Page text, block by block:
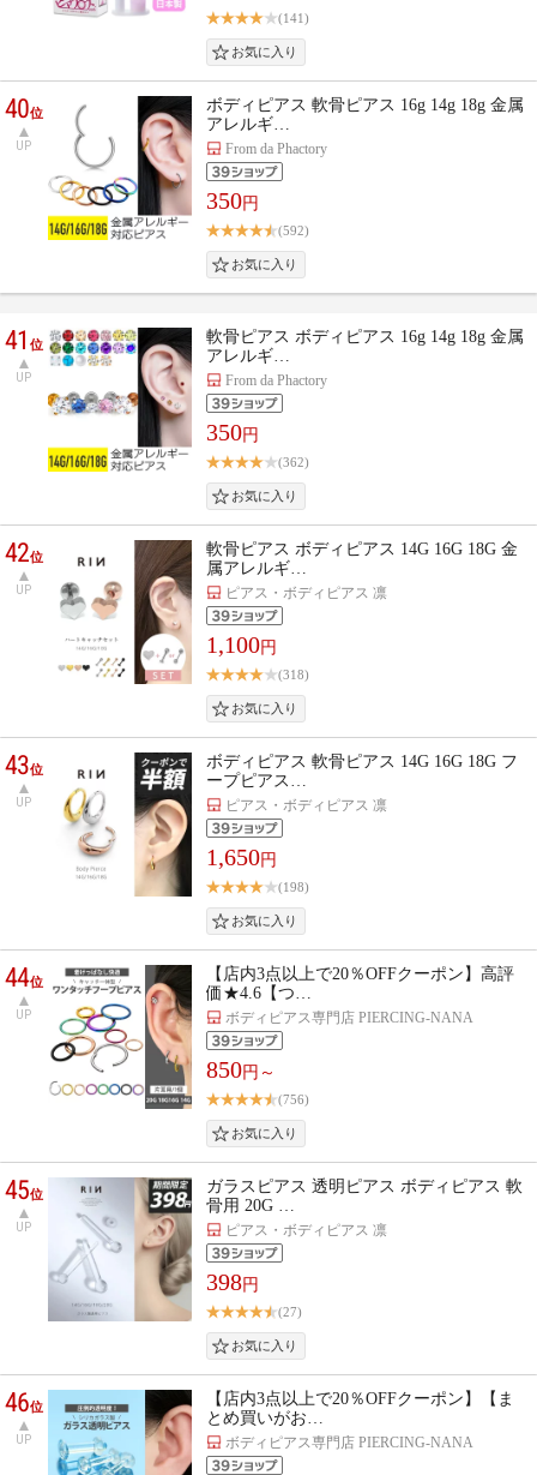
(141)
40位
UP
ボディピアス 軟骨ピアス 16g 14g 18g 金属
アレルギ…
From da Phactory
350円
(592)
41位
UP
軟骨ピアス ボディピアス 16g 14g 18g 金属
アレルギ…
From da Phactory
350円
(362)
42位
UP
軟骨ピアス ボディピアス 14G 16G 18G 金
属アレルギ…
ピアス・ボディピアス 凛
1,100円
(318)
43位
UP
ボディピアス 軟骨ピアス 14G 16G 18G フ
ープピアス…
ピアス・ボディピアス 凛
1,650円
(198)
44位
UP
【店内3点以上で20％OFFクーポン】高評
価★4.6【つ…
ボディピアス専門店 PIERCING-NANA
850円～
(756)
45位
UP
ガラスピアス 透明ピアス ボディピアス 軟
骨用 20G …
ピアス・ボディピアス 凛
398円
(27)
46位
UP
【店内3点以上で20％OFFクーポン】【ま
とめ買いがお…
ボディピアス専門店 PIERCING-NANA